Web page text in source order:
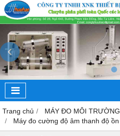
‹
Trang chủ
MÁY ĐO MÔI TRƯỜNG
Máy đo cường độ âm thanh độ ồn